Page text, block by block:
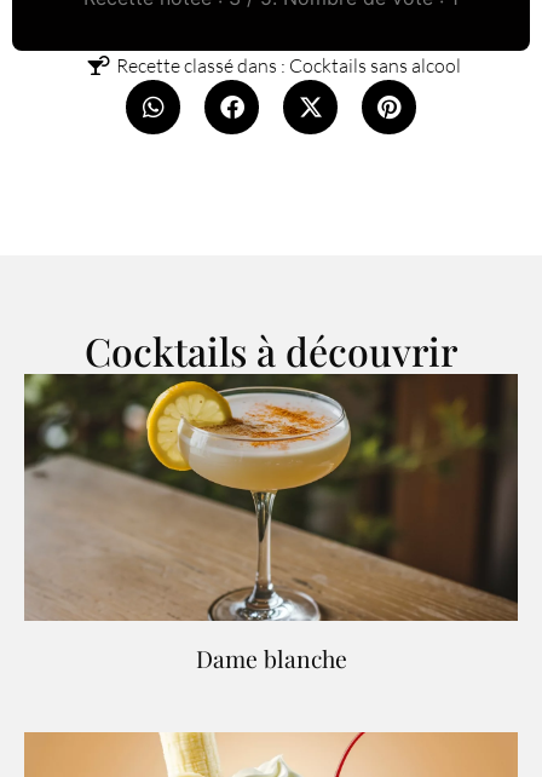
Recette classé dans : Cocktails sans alcool
Cocktails à découvrir
Dame blanche